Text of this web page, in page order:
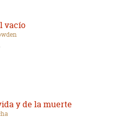
vacío
y de la muerte